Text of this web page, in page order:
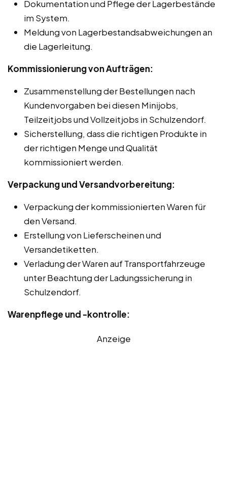
Dokumentation und Pflege der Lagerbestände
im System.
Meldung von Lagerbestandsabweichungen an
die Lagerleitung.
Kommissionierung von Aufträgen:
Zusammenstellung der Bestellungen nach
Kundenvorgaben bei diesen Minijobs,
Teilzeitjobs und Vollzeitjobs in Schulzendorf.
Sicherstellung, dass die richtigen Produkte in
der richtigen Menge und Qualität
kommissioniert werden.
Verpackung und Versandvorbereitung:
Verpackung der kommissionierten Waren für
den Versand.
Erstellung von Lieferscheinen und
Versandetiketten.
Verladung der Waren auf Transportfahrzeuge
unter Beachtung der Ladungssicherung in
Schulzendorf.
Warenpflege und -kontrolle:
Anzeige